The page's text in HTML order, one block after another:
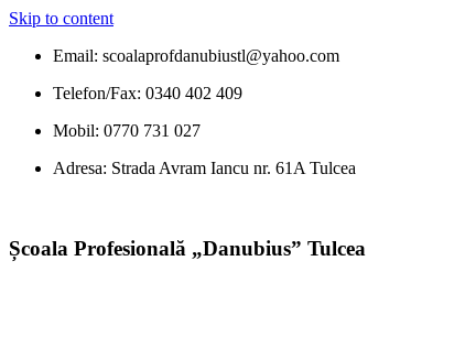
Skip to content
Email: scoalaprofdanubiustl@yahoo.com
Telefon/Fax: 0340 402 409
Mobil: 0770 731 027
Adresa: Strada Avram Iancu nr. 61A Tulcea
Școala Profesională „Danubius” Tulcea